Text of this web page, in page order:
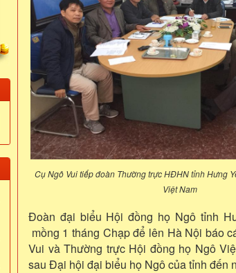
Cụ Ngô Vui tiếp đoàn Thường trực HĐHN tỉnh Hưng
Việt Nam
Đoàn đại biểu Hội đồng họ Ngô tỉnh
mồng 1 tháng Chạp để lên Hà Nội báo
Vui và Thường trực Hội đồng họ Ngô
sau Đại hội đại biểu họ Ngô của tỉnh đến